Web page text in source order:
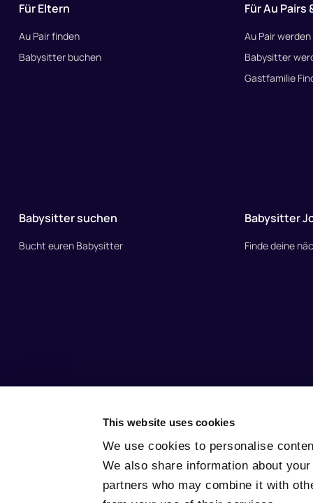
This website uses cookies
We use cookies to personalise
We also share information about
partners who may combine it with
Für Eltern
Au Pair finden
Babysitter buchen
Babysitter suchen
Bucht euren Babysitter
Für Au
Au Pair werden
Babysitter
Gastfamilie
Babysitter
Finde deine
© 2010–2025 Nina.care –Impressum– Datenschutzerklärung